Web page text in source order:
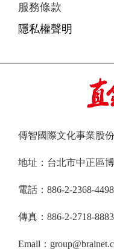
服務條款
隱私權聲明
傳智國際文化事業股
地址：台北市中正區
電話：886-2-2368-4498
傳真：886-2-2718-8883
Email：